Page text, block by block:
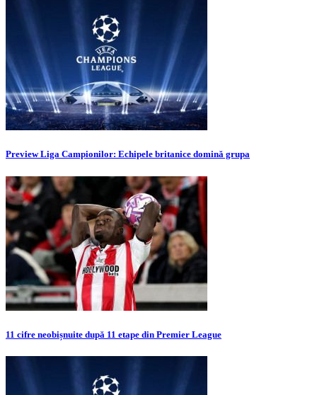
Preview Liga Campionilor: Echipele britanice domină grupa
11 cifre neobișnuite după 11 etape din Premier League